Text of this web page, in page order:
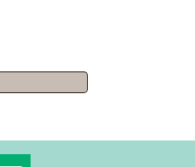
خروج از حساب کاربری